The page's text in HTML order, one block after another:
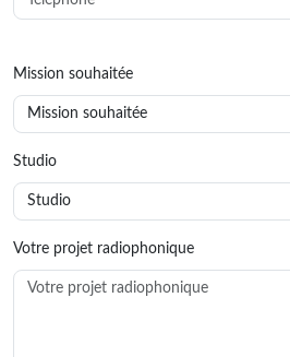
Mission souhaitée
Studio
Votre projet radiophonique